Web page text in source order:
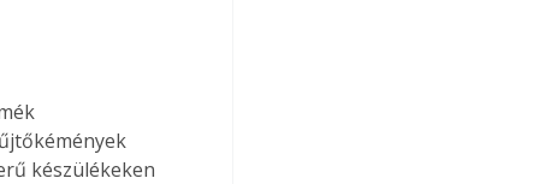
készülékeken